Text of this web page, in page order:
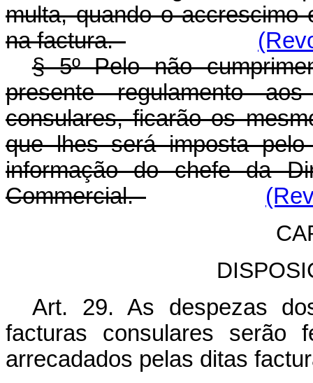
multa, quando o accrescimo
na factura.
§ 5º Pelo não
presente regulamento
consulares, ficarão os
que lhes será imposta
informação do chefe da
Commercial.
Art. 29. As despezas
facturas consulares serão
arrecadados pelas ditas